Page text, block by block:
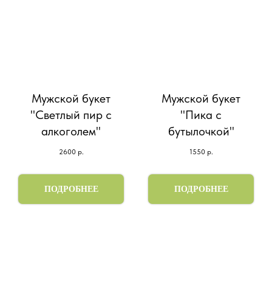
Мужской букет
"Светлый пир с
алкоголем"
2600 р.
ПОДРОБНЕЕ
Мужской букет
"Пика с
бутылочкой"
1550 р.
ПОДРОБНЕЕ